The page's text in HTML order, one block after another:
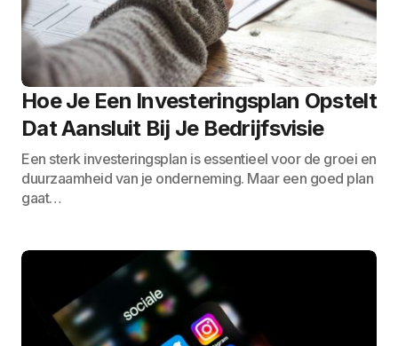
Hoe Je Een Investeringsplan Opstelt
Dat Aansluit Bij Je Bedrijfsvisie
Een sterk investeringsplan is essentieel voor de groei en
duurzaamheid van je onderneming. Maar een goed plan
gaat…